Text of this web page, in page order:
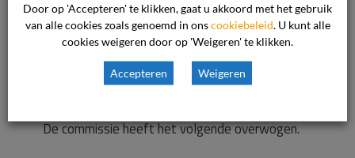
defensiebelang zwaarder en is het verzoek om
vernietiging van de gegevens terecht
afgewezen.
De commissie heeft het volgende overwogen.
Door op 'Accepteren' te klikken, gaat u akkoord met het gebruik
van alle cookies zoals genoemd in onscookiebeleid . U kunt alle
cookies weigeren door op 'Weigeren' te klikken.
Accepteren Weigeren